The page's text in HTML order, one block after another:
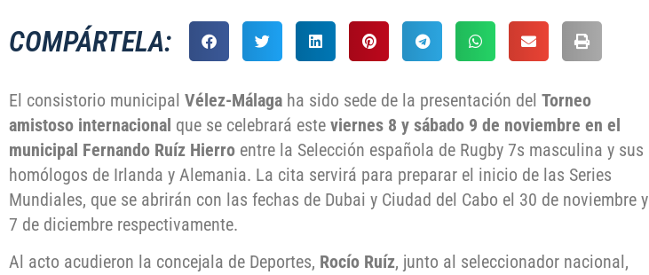
COMPÁRTELA:
El consistorio municipal Vélez-Málaga ha sido sede de la presentación del Torneo
amistoso internacional que se celebrará este viernes 8 y sábado 9 de noviembre en el
municipal Fernando Ruíz Hierro entre la Selección española de Rugby 7s masculina y sus
homólogos de Irlanda y Alemania. La cita servirá para preparar el inicio de las Series
Mundiales, que se abrirán con las fechas de Dubai y Ciudad del Cabo el 30 de noviembre y
7 de diciembre respectivamente.
Al acto acudieron la concejala de Deportes, Rocío Ruíz, junto al seleccionador nacional,